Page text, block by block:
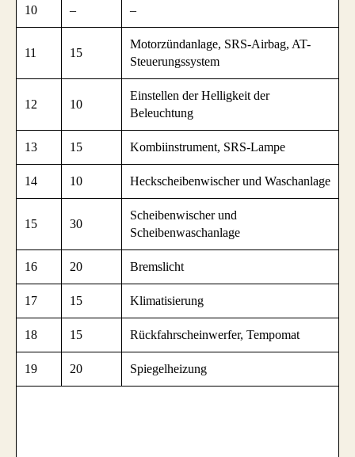
10 – –
11 15
Motorzündanlage, SRS-Airbag, AT-
Steuerungssystem
12 10
Einstellen der Helligkeit der
Beleuchtung
13 15 Kombiinstrument, SRS-Lampe
14 10 Heckscheibenwischer und Waschanlage
15 30
Scheibenwischer und
Scheibenwaschanlage
16 20 Bremslicht
17 15 Klimatisierung
18 15 Rückfahrscheinwerfer, Tempomat
19 20 Spiegelheizung